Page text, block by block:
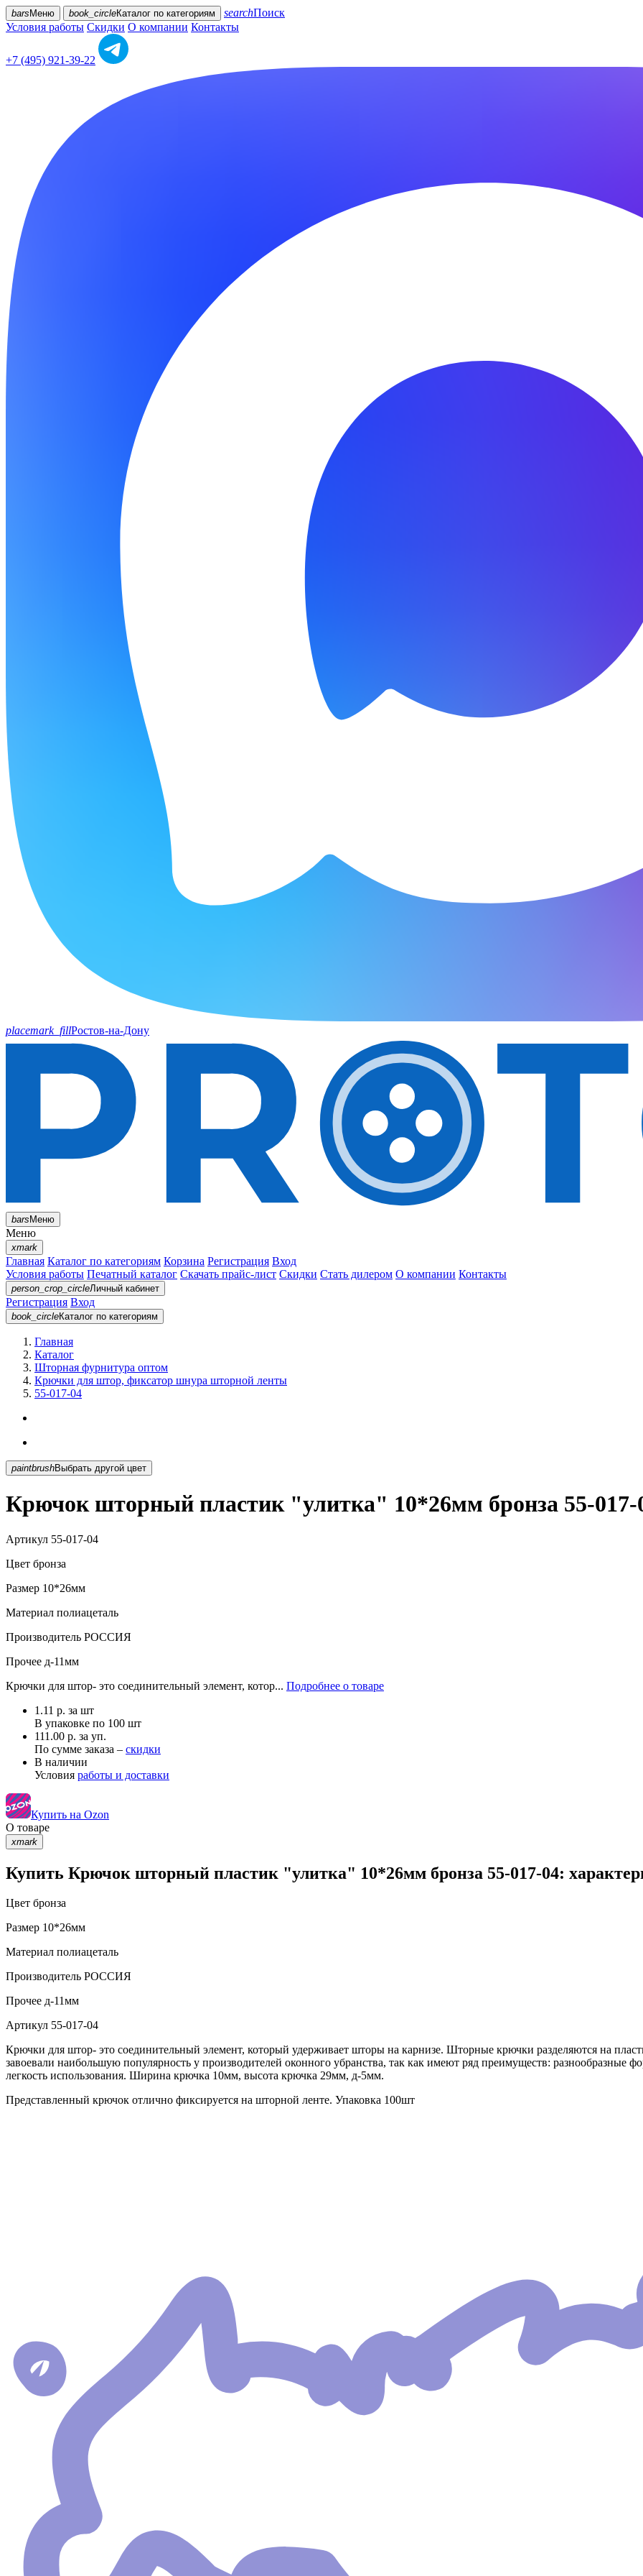
bars Меню book_circleКаталог по категориям searchПоиск
Условия работы Скидки О компании Контакты
+7 (495) 921-39-22
placemark_fillРостов-на-Дону
barsМеню
Меню
xmark
Главная Каталог по категориям Корзина Регистрация Вход
Условия работы Печатный каталог Скачать прайс-лист Скидки Стать дилером О компании Контакты
person_crop_circleЛичный кабинет
Регистрация Вход
book_circleКаталог по категориям
Главная
Каталог
Шторная фурнитура оптом
Крючки для штор, фиксатор шнура шторной ленты
55-017-04
paintbrush Выбрать другой цвет
Крючок шторный пластик "улитка" 10*26мм бронза 55-017-
Артикул 55-017-04
Цвет бронза
Размер 10*26мм
Материал полиацеталь
Производитель РОССИЯ
Прочее д-11мм
Крючки для штор- это соединительный элемент, котор... Подробнее о товаре
1.11 р. за шт
В упаковке по 100 шт
111.00 р. за уп.
По сумме заказа – скидки
В наличии
Условия работы и доставки
Купить на Ozon
О товаре
xmark
Купить Крючок шторный пластик "улитка" 10*26мм бронза 55-017-04:
Цвет бронза
Размер 10*26мм
Материал полиацеталь
Производитель РОССИЯ
Прочее д-11мм
Артикул 55-017-04
Крючки для штор- это соединительный элемент, который удерживает шторы на карнизе. Шторные крючки разделяются на
завоевали наибольшую популярность у производителей оконного убранства, так как имеют ряд преимуществ: разнообразные
легкость использования. Ширина крючка 10мм, высота крючка 29мм, д-5мм.
Представленный крючок отлично фиксируется на шторной ленте. Упаковка 100шт